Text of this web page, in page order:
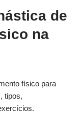
de
na
físico para
tipos,